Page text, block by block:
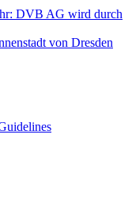
DVB AG wird durch
von Dresden